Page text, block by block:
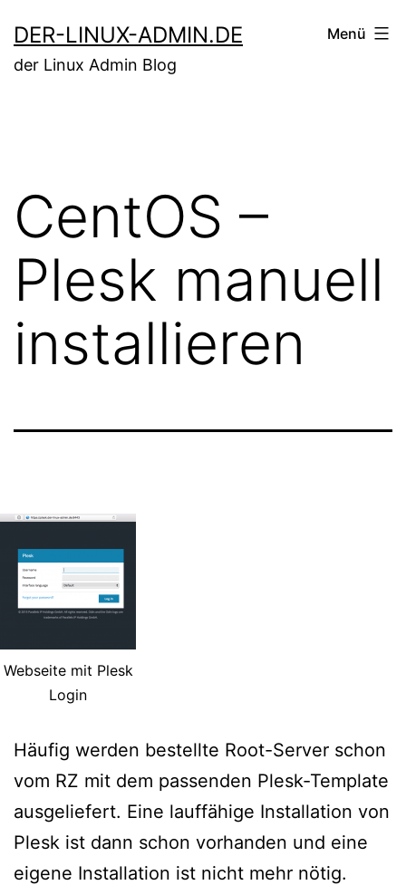
Inhalt
springen
DER-LINUX-ADMIN.DE
der Linux Admin Blog
Menü
CentOS –
Plesk manuell
installieren
Webseite mit Plesk
Login
Häufig werden bestellte Root-Server schon
vom RZ mit dem passenden Plesk-Template
ausgeliefert. Eine lauffähige Installation von
Plesk ist dann schon vorhanden und eine
eigene Installation ist nicht mehr nötig.